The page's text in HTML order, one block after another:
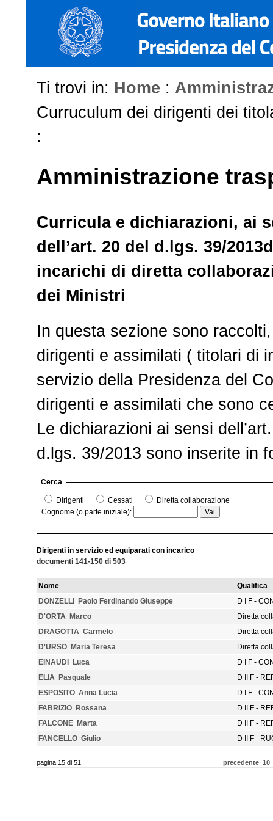
Ti trovi in: Home :
Curruculum dei dirigenti dei
:
Amministrazione
Curricula e dichiarazioni, ai
dell’art. 20 del d.lgs. 39/
incarichi di diretta
dei Ministri
In questa sezione sono
dirigenti e assimilati ( titolari di
servizio della Presidenza del
dirigenti e assimilati che sono
Le dichiarazioni ai sensi
d.lgs. 39/2013 sono inserite in
Cerca
Dirigenti Cessati
Diretta collaborazione
Cognome (o parte iniziale):
Dirigenti in servizio ed equiparati con incarico
documenti 141-150 di 503
Nome
Qualifica
DONZELLI Paolo Ferdinando Giuseppe
D I F -
D'ORTA Marco
Diretta
DRAGOTTA Carmelo
Diretta
D'URSO Maria Teresa
Diretta
EINAUDI Luca
D I F -
ELIA Pasquale
D II F -
ESPOSITO Anna Lucia
D I F -
FABRIZIO Rossana
D II F -
FALCONE Marta
D II F -
FANCELLO Giulio
D II F -
pagina 15 di 51 precedente 10